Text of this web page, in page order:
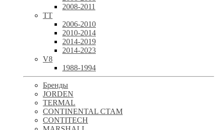
2008-2011
TT
2006-2010
2010-2014
2014-2019
2014-2023
V8
1988-1994
Бренды
JORDEN
TERMAL
CONTINENTAL CTAM
CONTITECH